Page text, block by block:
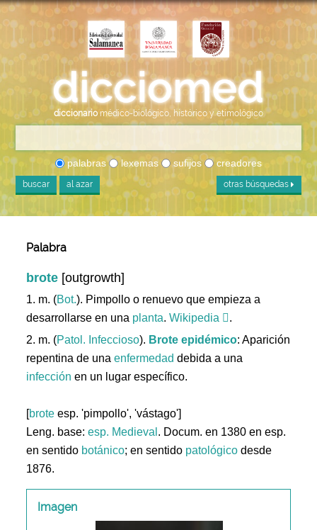
diccionario médico-biológico, histórico y etimológico
palabras lexemas sufijos creadores
buscar al azar otras búsquedas
Palabra
brote [outgrowth]
1. m. (Bot.). Pimpollo o renuevo que empieza a
desarrollarse en una planta.Wikipedia
.
2. m. (Patol. Infeccioso). Brote epidémico: Aparición
repentina de unaenfermedad debida a una
infección en un lugar específico.
[brote esp. 'pimpollo', 'vástago']
Leng. base:esp. Medieval . Docum. en 1380 en esp.
en sentido botánico; en sentido patológico desde
1876.
Imagen